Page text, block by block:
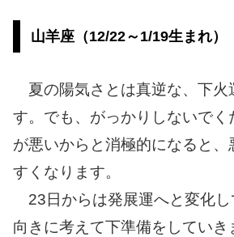
山羊座（12/22～1/19生まれ）
夏の陽気さとは真逆な、下火
す。でも、がっかりしないでく
が悪いからと消極的になると、
すくなります。
23日からは発展運へと変化し
向きに考えて下準備をしていき